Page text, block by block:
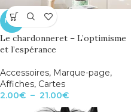
NEW
Le chardonneret – L’optimisme
et l’espérance
Accessoires, Marque-page,
Affiches, Cartes
2.00€ – 21.00€